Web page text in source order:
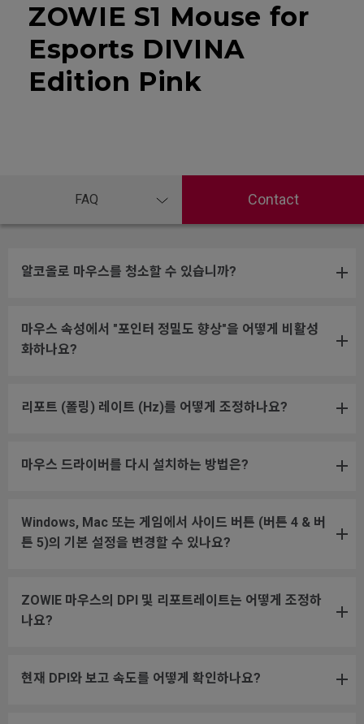
ZOWIE S1 Mouse for
Esports DIVINA
Edition Pink
FAQ Contact
알코올로 마우스를 청소할 수 있습니까?
마우스 속성에서 "포인터 정밀도 향상"을 어떻게 비활성
화하나요?
리포트 (폴링) 레이트 (Hz)를 어떻게 조정하나요?
마우스 드라이버를 다시 설치하는 방법은?
Windows, Mac 또는 게임에서 사이드 버튼 (버튼 4 & 버
튼 5)의 기본 설정을 변경할 수 있나요?
ZOWIE 마우스의 DPI 및 리포트레이트는 어떻게 조정하
나요?
현재 DPI와 보고 속도를 어떻게 확인하나요?